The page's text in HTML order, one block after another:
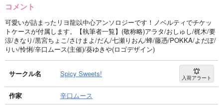
コメント
可愛いが詰まったリヨ龍以中心アンソロジーです！ノベルティでチケッ
トケースが付属します。【執筆者一覧】(敬称略)アラタ/おしゅし/梶木/要
涼/きなり/黒宮ちょこ/さけまよ/だん/七瀬りおん/蜂/藤憑/POKKA/よだぽ/
りい/怜悧/辛口ムース(主催)/葵ゆきや(ロゴデザイン)
サークル名 Spicy Sweets! 入荷アラート
作家
辛口ムース